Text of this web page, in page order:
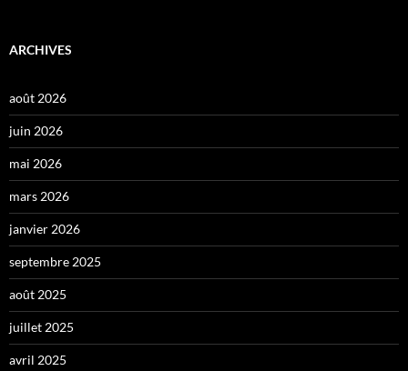
ARCHIVES
août 2026
juin 2026
mai 2026
mars 2026
janvier 2026
septembre 2025
août 2025
juillet 2025
avril 2025